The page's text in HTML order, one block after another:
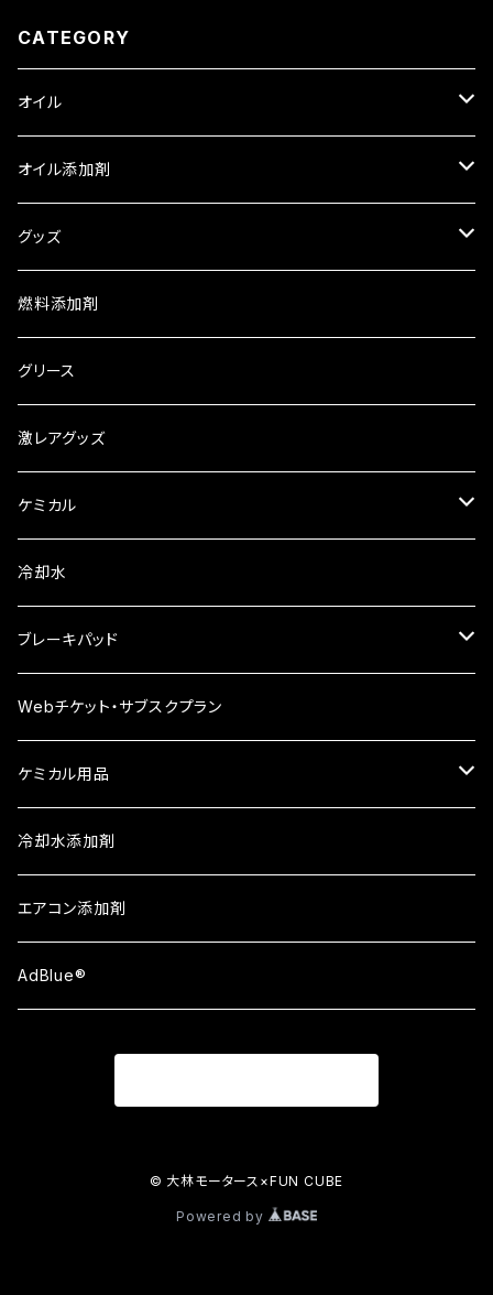
CATEGORY
オイル
ロイヤルパープル
HPS スタンダードオイル
XPR レーシングオイル
トライボダイン
中国興業
オリジナルオイル
パワークラスターオイル
レーシング
レーシング 漆黒
オイル添加剤
SOD-1
WAGNER
ロイヤルパープル
エアコン
グッズ
車検証入れ
お茶
御守り
燃料添加剤
グリース
激レアグッズ
ケミカル
ヤマルーブ
クリーンワックス
冷却水
ブレーキパッド
Winmax
APシリーズ
ATシリーズ①
Webチケット・サブスクプラン
ケミカル用品
Berryman
冷却水添加剤
エアコン添加剤
AdBlue®
© 大林モータース×FUN CUBE
Powered by